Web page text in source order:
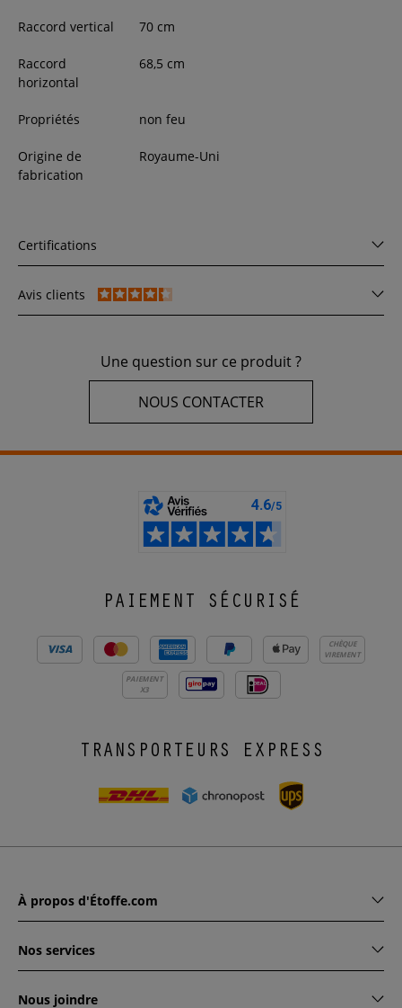
Raccord vertical 70 cm
Raccord
horizontal
68,5 cm
Propriétés non feu
Origine de
fabrication
Royaume-Uni
Certifications
Avis clients
Une question sur ce produit ?
NOUS CONTACTER
PAIEMENT SÉCURISÉ
CHÈQUE
VIREMENT
PAIEMENT
X3
TRANSPORTEURS EXPRESS
À propos d'Étoffe.com
Nos services
Nous joindre